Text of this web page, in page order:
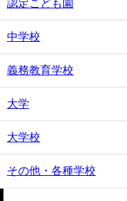
認定こども園
中学校
義務教育学校
大学
大学校
その他・各種学校